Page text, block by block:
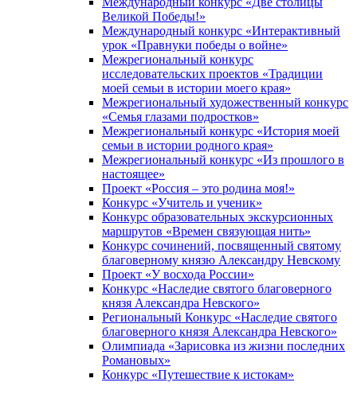
Великой Победы!»
Международный конкурс «Интерактивный
урок «Правнуки победы о войне»
Межрегиональный конкурс
исследовательских проектов «Традиции
моей семьи в истории моего края»
Межрегиональный художественный конкурс
«Семья глазами подростков»
Межрегиональный конкурс «История моей
семьи в истории родного края»
Межрегиональный конкурс «Из прошлого в
настоящее»
Проект «Россия – это родина моя!»
Конкурс «Учитель и ученик»
Конкурс образовательных экскурсионных
маршрутов «Времен связующая нить»
Конкурс сочинений, посвященный святому
благоверному князю Александру Невскому
Проект «У восхода России»
Конкурс «Наследие святого благоверного
князя Александра Невского»
Региональный Конкурс «Наследие святого
благоверного князя Александра Невского»
Олимпиада «Зарисовка из жизни последних
Романовых»
Конкурс «Путешествие к истокам»